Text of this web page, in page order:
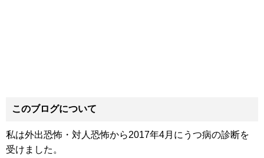
このブログについて
私は外出恐怖・対人恐怖から2017年4月にうつ病の診断を
受けました。